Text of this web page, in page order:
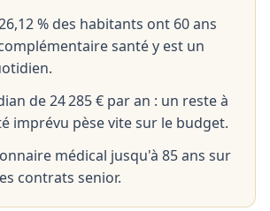
% des habitants ont 60 ans
santé y est un
de 24 285 € par an : un reste à
imprévu pèse vite sur le budget.
médical jusqu'à 85 ans sur
contrats senior.